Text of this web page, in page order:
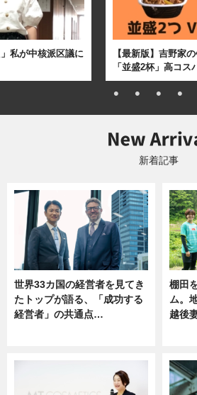
私が中核派区議に
【最新版】吉野家
「並盛2杯」高コス
新着記事
世界33カ国の経営者を見てき
たトップが語る、「成功する
経営者」の共通点…
棚田
ム。
越後